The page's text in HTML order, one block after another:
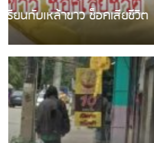
ชาวเน็ตฮา! รถเครื่องแม่ส
แล้วหนี พบเสาหัก เบรคหัก